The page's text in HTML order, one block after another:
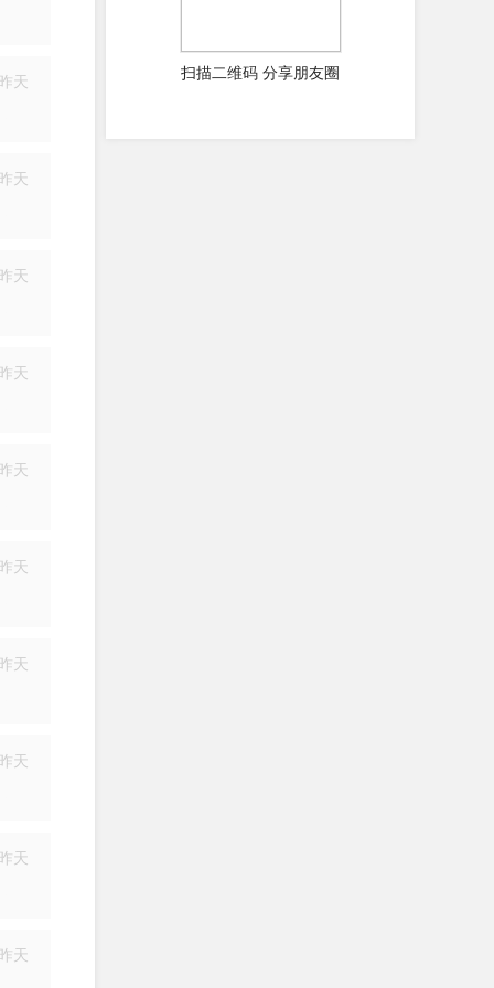
昨天
昨天
昨天
昨天
昨天
昨天
昨天
昨天
昨天
昨天
扫描二维码 分享朋友圈